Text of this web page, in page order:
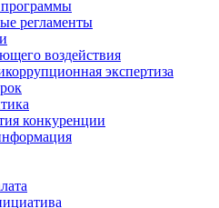
регламенты
воздействия
экспертиза
конкуренции